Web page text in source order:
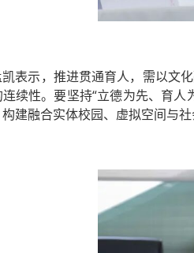
表示，推进贯通育人，需以文
续性。要坚持“立德为先、育
建融合实体校园、虚拟空间与